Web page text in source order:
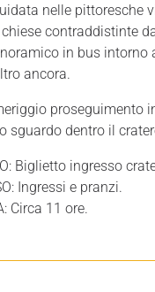
nelle pittoresche
contraddistinte
in bus intorno
ancora.
proseguimento
sguardo dentro il
Biglietto ingresso
Ingressi e pranzi.
Circa 11 ore.